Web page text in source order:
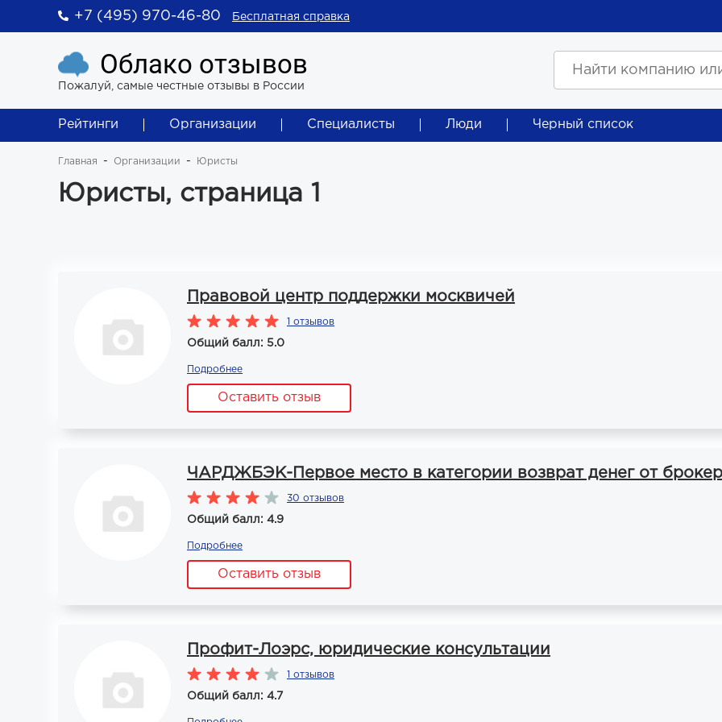
+7 (495) 970-46-80 Бесплатная справка
Облако отзывов
Пожалуй, самые честные отзывы в России
Рейтинги Организации Специалисты Люди Черный список
Главная Организации Юристы
Юристы, страница 1
Правовой центр поддержки москвичей
1 отзывов
Общий балл: 5.0
Подробнее
Оставить отзыв
ЧАРДЖБЭК-Первое место в категории возврат денег от
30 отзывов
Общий балл: 4.9
Подробнее
Оставить отзыв
Профит-Лоэрс, юридические консультации
1 отзывов
Общий балл: 4.7